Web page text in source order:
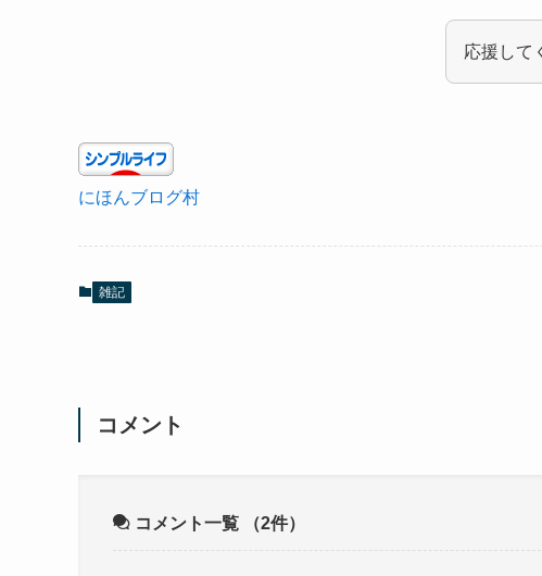
応援して
にほんブログ村
雑記
コメント
コメント一覧 （2件）